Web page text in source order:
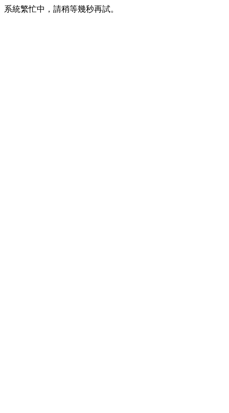
系統繁忙中，請稍等幾秒再試。